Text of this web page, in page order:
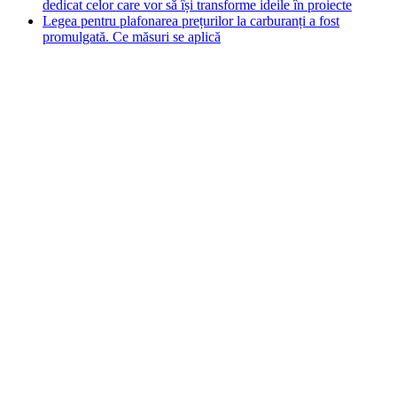
dedicat celor care vor să își transforme ideile în proiecte
Legea pentru plafonarea prețurilor la carburanți a fost
promulgată. Ce măsuri se aplică